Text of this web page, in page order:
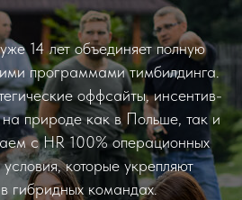
14 лет объединяет полную
программами тимбилдинга.
оффсайты, инсентив-
природе как в Польше, так и
с HR 100% операционных
которые укрепляют
гибридных командах.